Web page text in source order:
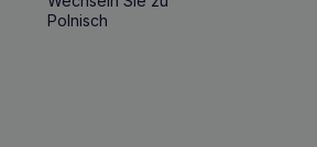
ist ein Produkt, das
ist. Seine natürliche Formel ist frei
wie Sulfaten und Parabenen
und Haustiere. Die Flüssigkeit
Polnisch